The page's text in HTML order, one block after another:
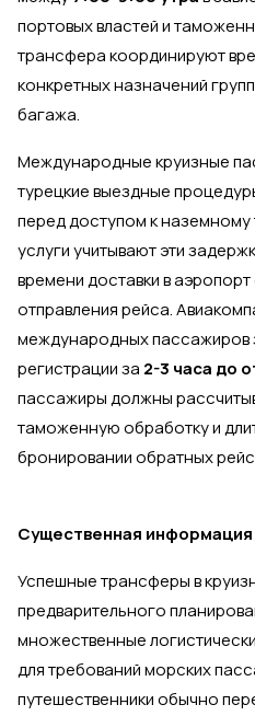
портовых властей и
трансфера координируют
конкретных назначений
багажа.
Международные круизные
турецкие выездные
перед доступом к
услуги учитывают эти
времени доставки в
отправления рейса.
международных пассажиров
регистрации за 2-3 часа до
пассажиры должны
таможенную обработку и
бронировании обратных
Существенная
Успешные трансферы в
предварительного
множественные
для требований морских
путешественники обычно